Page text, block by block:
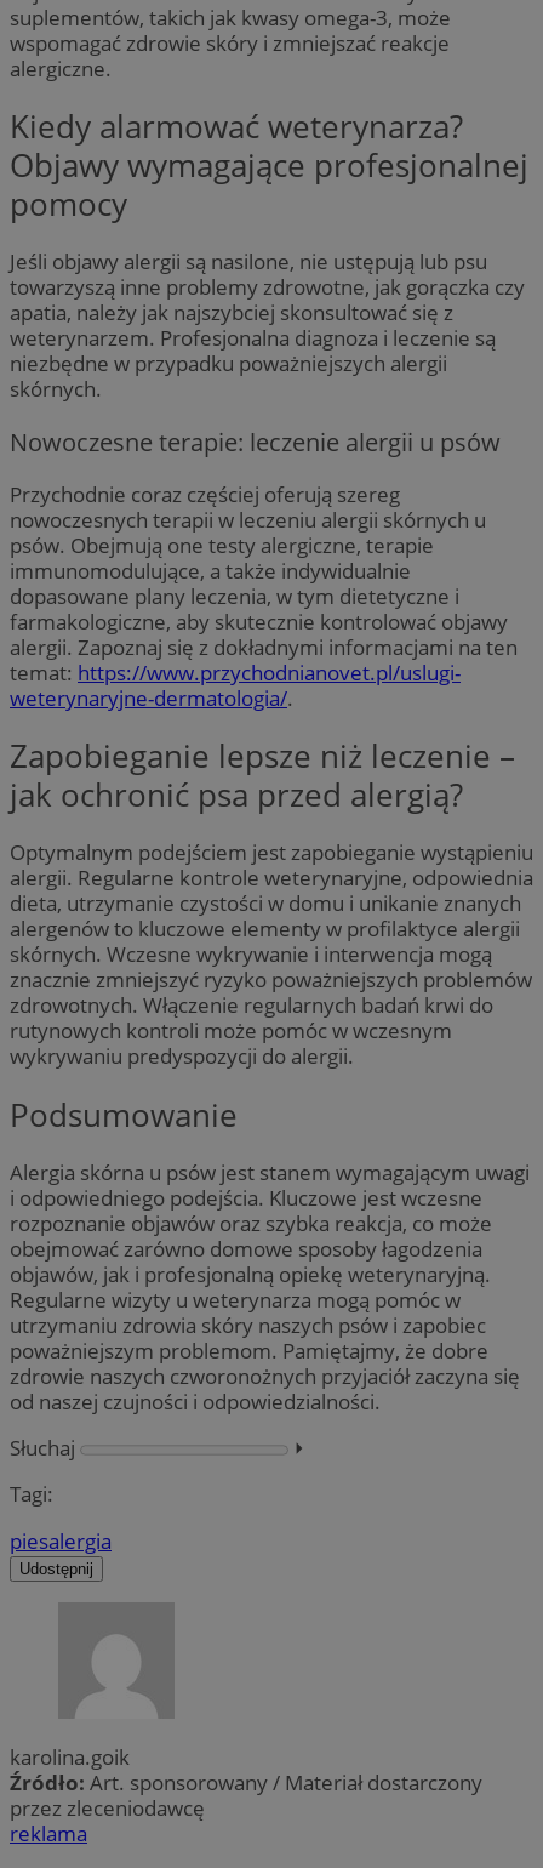
suplementów, takich jak kwasy omega-3, może
wspomagać zdrowie skóry i zmniejszać reakcje
alergiczne.
Kiedy alarmować weterynarza?
Objawy wymagające profesjonalnej
pomocy
Jeśli objawy alergii są nasilone, nie ustępują lub psu
towarzyszą inne problemy zdrowotne, jak gorączka czy
apatia, należy jak najszybciej skonsultować się z
weterynarzem. Profesjonalna diagnoza i leczenie są
niezbędne w przypadku poważniejszych alergii
skórnych.
Nowoczesne terapie: leczenie alergii u psów
Przychodnie coraz częściej oferują szereg
nowoczesnych terapii w leczeniu alergii skórnych u
psów. Obejmują one testy alergiczne, terapie
immunomodulujące, a także indywidualnie
dopasowane plany leczenia, w tym dietetyczne i
farmakologiczne, aby skutecznie kontrolować objawy
alergii. Zapoznaj się z dokładnymi informacjami na ten
temat: https://www.przychodnianovet.pl/uslugi-
weterynaryjne-dermatologia/.
Zapobieganie lepsze niż leczenie –
jak ochronić psa przed alergią?
Optymalnym podejściem jest zapobieganie wystąpieniu
alergii. Regularne kontrole weterynaryjne, odpowiednia
dieta, utrzymanie czystości w domu i unikanie znanych
alergenów to kluczowe elementy w profilaktyce alergii
skórnych. Wczesne wykrywanie i interwencja mogą
znacznie zmniejszyć ryzyko poważniejszych problemów
zdrowotnych. Włączenie regularnych badań krwi do
rutynowych kontroli może pomóc w wczesnym
wykrywaniu predyspozycji do alergii.
Podsumowanie
Alergia skórna u psów jest stanem wymagającym uwagi
i odpowiedniego podejścia. Kluczowe jest wczesne
rozpoznanie objawów oraz szybka reakcja, co może
obejmować zarówno domowe sposoby łagodzenia
objawów, jak i profesjonalną opiekę weterynaryjną.
Regularne wizyty u weterynarza mogą pomóc w
utrzymaniu zdrowia skóry naszych psów i zapobiec
poważniejszym problemom. Pamiętajmy, że dobre
zdrowie naszych czworonożnych przyjaciół zaczyna się
od naszej czujności i odpowiedzialności.
Słuchaj
⏵︎
Tagi:
piesalergia
Udostępnij
karolina.goik
Źródło: Art. sponsorowany / Materiał dostarczony
przez zleceniodawcę
reklama